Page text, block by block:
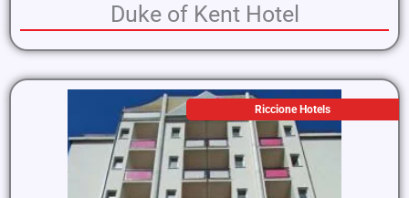
Duke of Kent Hotel
Riccione Hotels